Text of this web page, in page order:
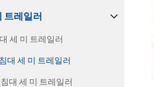
트레일러
세 미 트레일러
대 세 미 트레일러
침대 세 미 트레일러